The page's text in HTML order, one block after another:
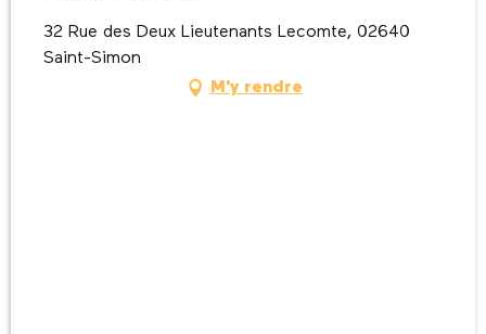
32 Rue des Deux Lieutenants Lecomte, 02640
Saint-Simon
M'y rendre